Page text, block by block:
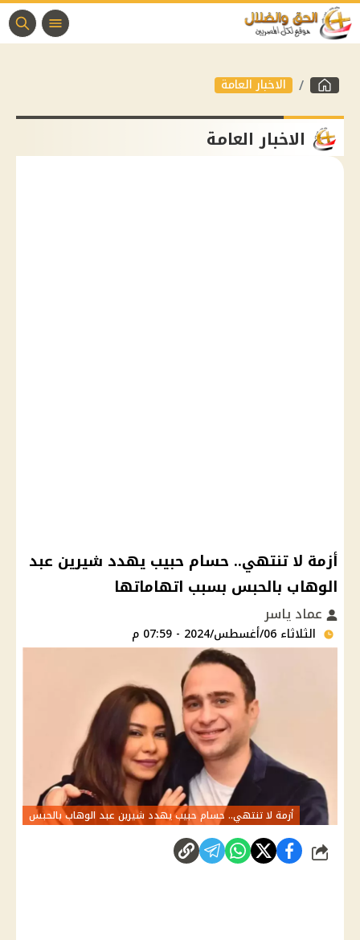
الاخبار العامة
الاخبار العامة
أزمة لا تنتهي.. حسام حبيب يهدد شيرين عبد
الوهاب بالحبس بسبب اتهاماتها
عماد ياسر
الثلاثاء 06/أغسطس/2024 - 07:59 م
أزمة لا تنتهي.. حسام حبيب يهدد شيرين عبد الوهاب بالحبس
شارك